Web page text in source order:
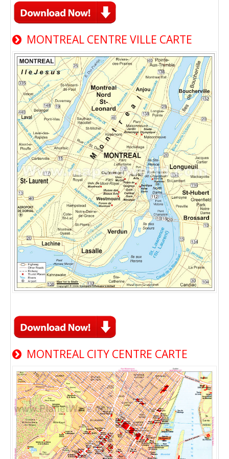
MONTREAL CENTRE VILLE CARTE
MONTREAL CITY CENTRE CARTE